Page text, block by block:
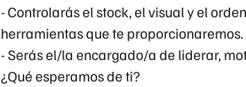
- Controlarás el stock, el visual y el
herramientas que te proporcionaremos.
- Serás el/la encargado/a de liderar,
¿Qué esperamos de ti?